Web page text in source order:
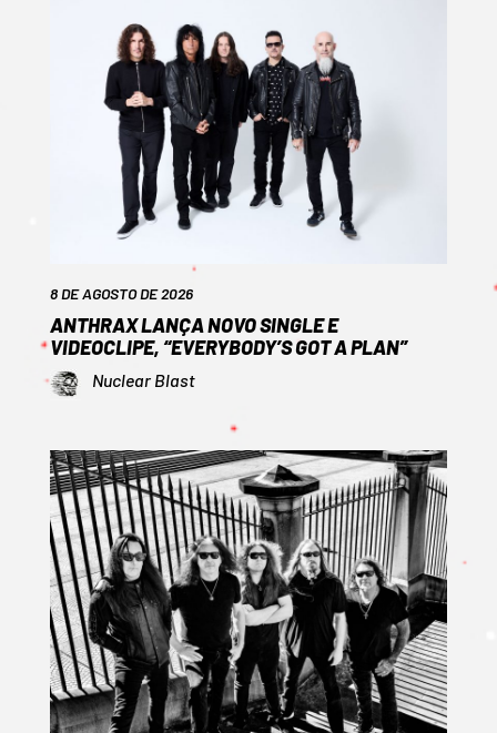
8 DE AGOSTO DE 2026
ANTHRAX LANÇA NOVO SINGLE E
VIDEOCLIPE, “EVERYBODY’S GOT A PLAN”
Nuclear Blast